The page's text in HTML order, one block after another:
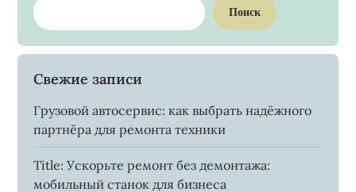
Поиск
Свежие записи
Грузовой автосервис: как выбрать надёжного
партнёра для ремонта техники
Title: Ускорьте ремонт без демонтажа:
мобильный станок для бизнеса